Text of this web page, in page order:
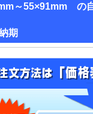
～55×91mm の
期